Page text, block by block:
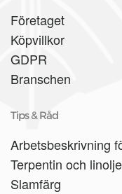
Företaget
Köpvillkor
GDPR
Branschen
Tips & Råd
Arbetsbeskrivning
Terpentin och
Slamfärg